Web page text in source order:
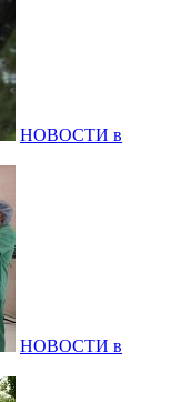
НОВОСТИ в
НОВОСТИ в